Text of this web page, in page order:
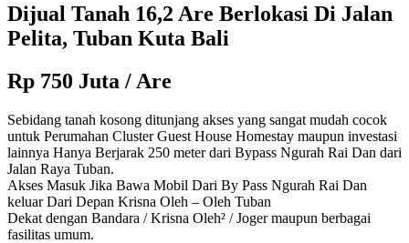
Dijual Tanah 16,2 Are Berlokasi Di Jalan
Pelita, Tuban Kuta Bali
Rp 750 Juta / Are
Sebidang tanah kosong ditunjang akses yang sangat mudah cocok
untuk Perumahan Cluster Guest House Homestay maupun investasi
lainnya Hanya Berjarak 250 meter dari Bypass Ngurah Rai Dan dari
Jalan Raya Tuban.
Akses Masuk Jika Bawa Mobil Dari By Pass Ngurah Rai Dan
keluar Dari Depan Krisna Oleh – Oleh Tuban
Dekat dengan Bandara / Krisna Oleh² / Joger maupun berbagai
fasilitas umum.